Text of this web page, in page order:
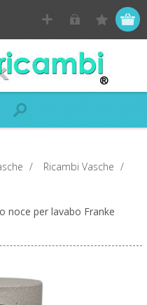
/ Ricambi Vasche /
noce per lavabo Franke